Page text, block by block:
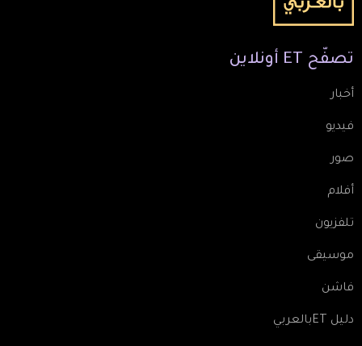
تصفّح ET أونلاين
أخبار
فيديو
صور
أفلام
تلفزيون
موسيقى
فاشن
دليل ETبالعربي